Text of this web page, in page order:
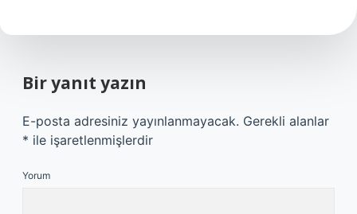
Bir yanıt yazın
E-posta adresiniz yayınlanmayacak. Gerekli alanlar
* ile işaretlenmişlerdir
Yorum